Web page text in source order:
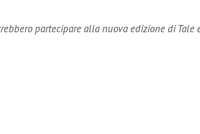
partecipare alla nuova edizione di Tale